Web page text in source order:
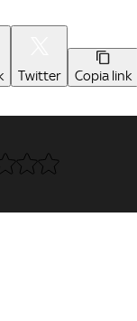
Twitter Copia link